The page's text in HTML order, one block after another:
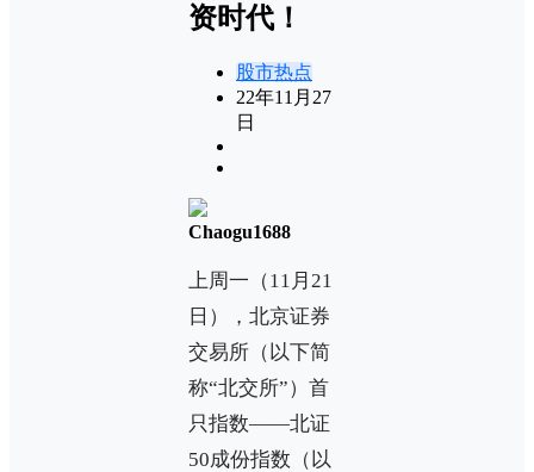
资时代！
股市热点
22年11月27
日
Chaogu1688
上周一（11月21
日），北京证券
交易所（以下简
称“北交所”）首
只指数——北证
50成份指数（以